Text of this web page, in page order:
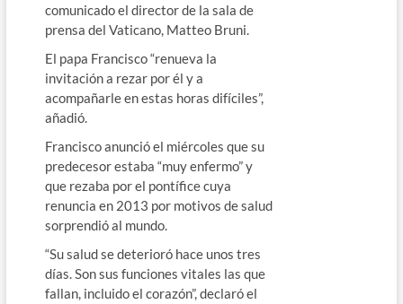
comunicado el director de la sala de
prensa del Vaticano, Matteo Bruni.
El papa Francisco “renueva la
invitación a rezar por él y a
acompañarle en estas horas difíciles”,
añadió.
Francisco anunció el miércoles que su
predecesor estaba “muy enfermo” y
que rezaba por el pontífice cuya
renuncia en 2013 por motivos de salud
sorprendió al mundo.
“Su salud se deterioró hace unos tres
días. Son sus funciones vitales las que
fallan, incluido el corazón”, declaró el